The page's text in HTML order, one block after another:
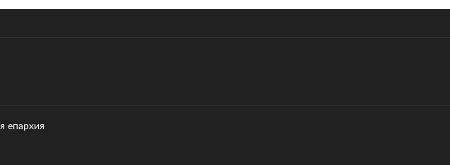
епархия